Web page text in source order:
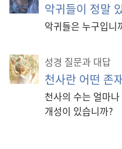
악귀들이 정말
악귀들은 누구입니
성경 질문과 대답
천사란 어떤 존
천사의 수는 얼마
개성이 있습니까?